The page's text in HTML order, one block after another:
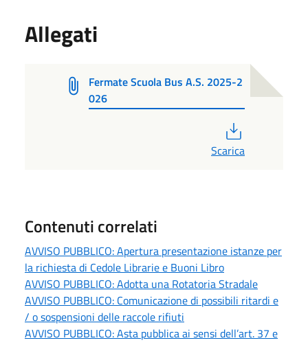
Allegati
Fermate Scuola Bus A.S. 2025-2
026
Scarica
Contenuti correlati
AVVISO PUBBLICO: Apertura presentazione istanze per
la richiesta di Cedole Librarie e Buoni Libro
AVVISO PUBBLICO: Adotta una Rotatoria Stradale
AVVISO PUBBLICO: Comunicazione di possibili ritardi e
/ o sospensioni delle raccole rifiuti
AVVISO PUBBLICO: Asta pubblica ai sensi dell’art. 37 e